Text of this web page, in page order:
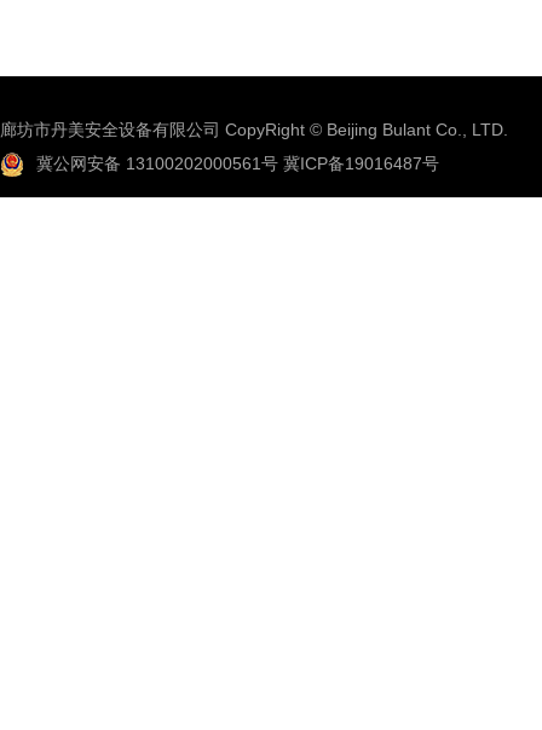
廊坊市丹美安全设备有限公司 CopyRight © Beijing Bulant Co., LTD.
冀公网安备 13100202000561号 冀ICP备19016487号